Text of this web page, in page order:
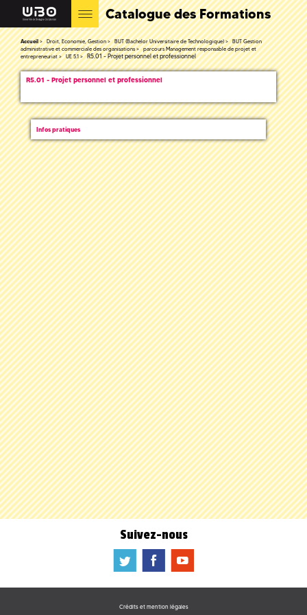
Catalogue des Formations
Accueil Droit, Economie, Gestion BUT (Bachelor Universitaire de Technologique)
BUT Gestion
administrative et commerciale des organisations
parcours Management responsable de projet et
entrepreneuriat
UE 5.1 R5.01 - Projet personnel et professionnel
R5.01 - Projet personnel et professionnel
Infos pratiques
Suivez-nous
a b f
Crédits et mention légales